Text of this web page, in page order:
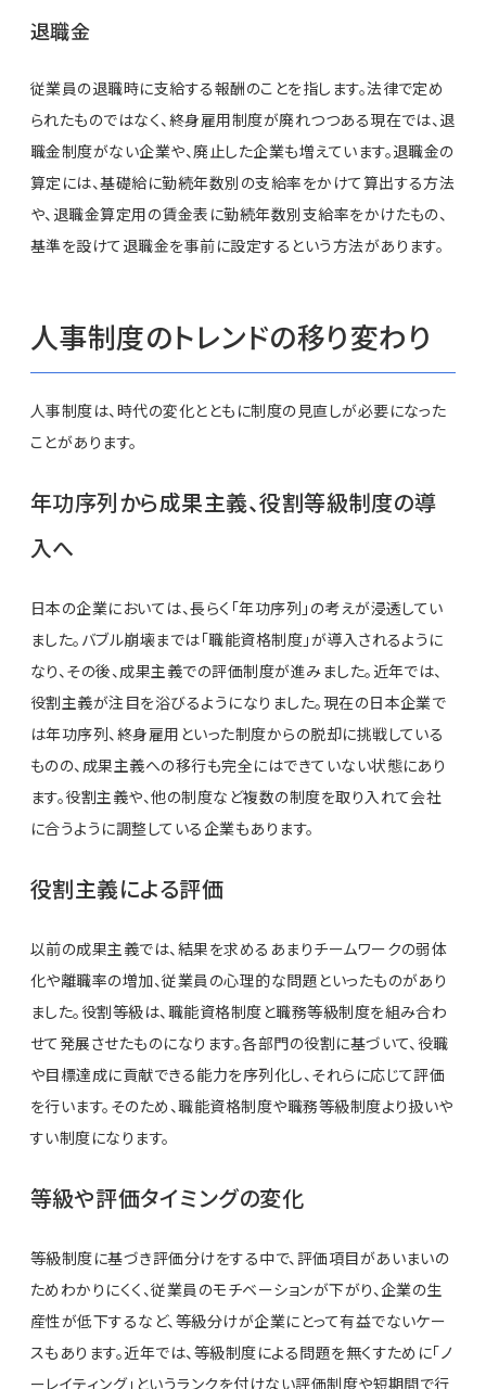
退職金
従業員の退職時に支給する報酬のことを指します。法律で定め
られたものではなく、終身雇用制度が廃れつつある現在では、退
職金制度がない企業や、廃止した企業も増えています。退職金の
算定には、基礎給に勤続年数別の支給率をかけて算出する方法
や、退職金算定用の賃金表に勤続年数別支給率をかけたもの、
基準を設けて退職金を事前に設定するという方法があります。
人事制度のトレンドの移り変わり
人事制度は、時代の変化とともに制度の見直しが必要になった
ことがあります。
年功序列から成果主義、役割等級制度の導
入へ
日本の企業においては、長らく「年功序列」の考えが浸透してい
ました。バブル崩壊までは「職能資格制度」が導入されるように
なり、その後、成果主義での評価制度が進みました。近年では、
役割主義が注目を浴びるようになりました。現在の日本企業で
は年功序列、終身雇用といった制度からの脱却に挑戦している
ものの、成果主義への移行も完全にはできていない状態にあり
ます。役割主義や、他の制度など複数の制度を取り入れて会社
に合うように調整している企業もあります。
役割主義による評価
以前の成果主義では、結果を求めるあまりチームワークの弱体
化や離職率の増加、従業員の心理的な問題といったものがあり
ました。役割等級は、職能資格制度と職務等級制度を組み合わ
せて発展させたものになります。各部門の役割に基づいて、役職
や目標達成に貢献できる能力を序列化し、それらに応じて評価
を行います。そのため、職能資格制度や職務等級制度より扱いや
すい制度になります。
等級や評価タイミングの変化
等級制度に基づき評価分けをする中で、評価項目があいまいの
ためわかりにくく、従業員のモチベーションが下がり、企業の生
産性が低下するなど、等級分けが企業にとって有益でないケー
スもあります。近年では、等級制度による問題を無くすために「ノ
ーレイティング」というランクを付けない評価制度や短期間で行